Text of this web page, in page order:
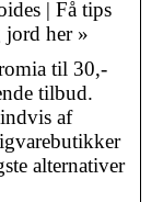
| Få tips
her »
til 30,-
tilbud.
af
alternativer